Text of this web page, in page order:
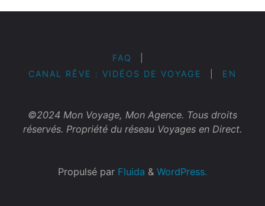
offerts
Transat"
FAQ
CANAL RÊVE : VIDÉOS DE VOYAGE
EN
©2024 Mon Voyage, Mon Agence. Tous droits
réservés. Propriété du réseau Voyages en Direct.
Propulsé par Fluida & WordPress.